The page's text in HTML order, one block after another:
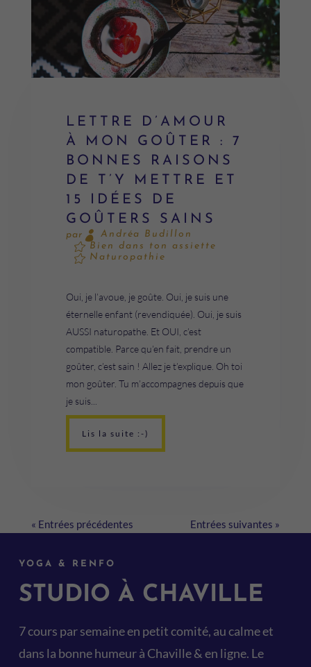
LETTRE D’AMOUR
À MON GOÛTER : 7
BONNES RAISONS
DE T’Y METTRE ET
15 IDÉES DE
GOÛTERS SAINS
par
Andréa Budillon
Bien dans ton assiette
Naturopathie
Oui, je l’avoue, je goûte. Oui, je suis une
éternelle enfant (revendiquée). Oui, je suis
AUSSI naturopathe. Et OUI, c’est
compatible. Parce qu’en fait, prendre un
goûter, c’est sain ! Allez je t’explique. Oh toi
mon goûter. Tu m’accompagnes depuis que
je suis...
Lis la suite :-)
« Entrées précédentes Entrées suivantes »
YOGA & RENFO
STUDIO À CHAVILLE
7 cours par semaine en petit comité, au calme et
dans la bonne humeur à Chaville & en ligne. Le